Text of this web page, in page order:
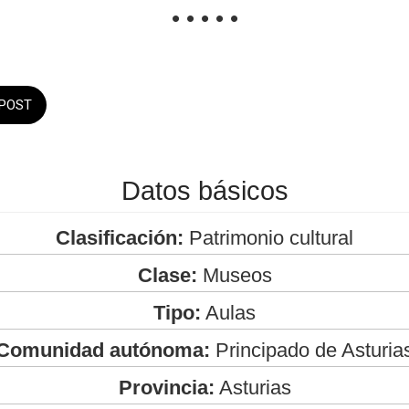
• • • • •
Datos básicos
Clasificación: Patrimonio cultural
Clase: Museos
Tipo: Aulas
autónoma: Principado de
Provincia: Asturias